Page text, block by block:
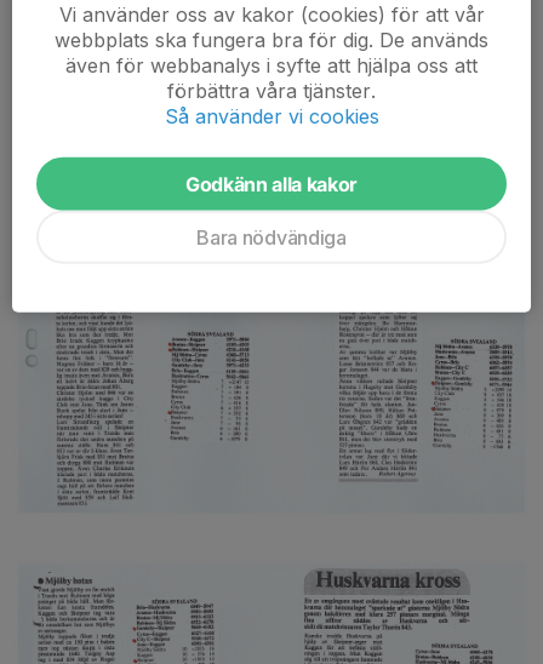
Vi använder oss av kakor (cookies) för att vår
webbplats ska fungera bra för dig. De används
även för webbanalys i syfte att hjälpa oss att
förbättra våra tjänster.
Så använder vi cookies
Godkänn alla kakor
Bara nödvändiga